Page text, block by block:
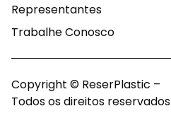
Representantes
Trabalhe Conosco
Copyright © ReserPlastic –
Todos os direitos reservados